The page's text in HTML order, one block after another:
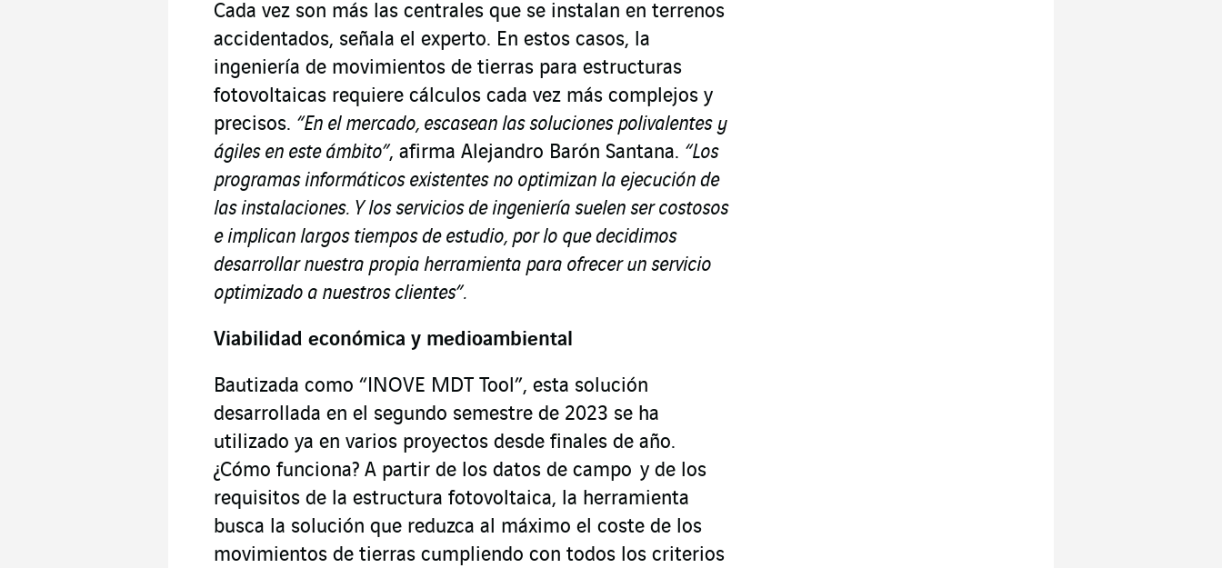
Cada vez son más las centrales que se instalan en terrenos
accidentados, señala el experto. En estos casos, la
ingeniería de movimientos de tierras para estructuras
fotovoltaicas requiere cálculos cada vez más complejos y
precisos. “En el mercado, escasean las soluciones polivalentes y
ágiles en este ámbito”, afirma Alejandro Barón Santana. “Los
programas informáticos existentes no optimizan la ejecución de
las instalaciones. Y los servicios de ingeniería suelen ser costosos
e implican largos tiempos de estudio, por lo que decidimos
desarrollar nuestra propia herramienta para ofrecer un servicio
optimizado a nuestros clientes”.
Viabilidad económica y medioambiental
Bautizada como “INOVE MDT Tool”, esta solución
desarrollada en el segundo semestre de 2023 se ha
utilizado ya en varios proyectos desde finales de año.
¿Cómo funciona? A partir de los datos de campo y de los
requisitos de la estructura fotovoltaica, la herramienta
busca la solución que reduzca al máximo el coste de los
movimientos de tierras cumpliendo con todos los criterios